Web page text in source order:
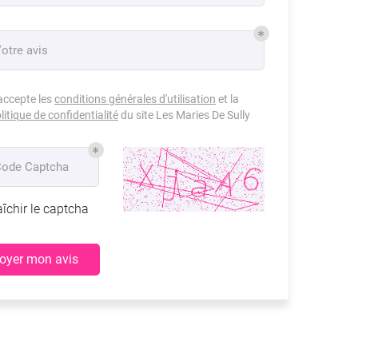
avis
lesconditions générales d'utilisation et la
de confidentialitédu site Les Maries De Sully
Captcha
le captcha
mon avis